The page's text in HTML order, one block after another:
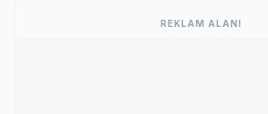
REKLAM ALANI